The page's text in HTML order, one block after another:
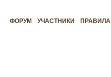
ФОРУМ УЧАСТНИКИ ПРАВИЛА